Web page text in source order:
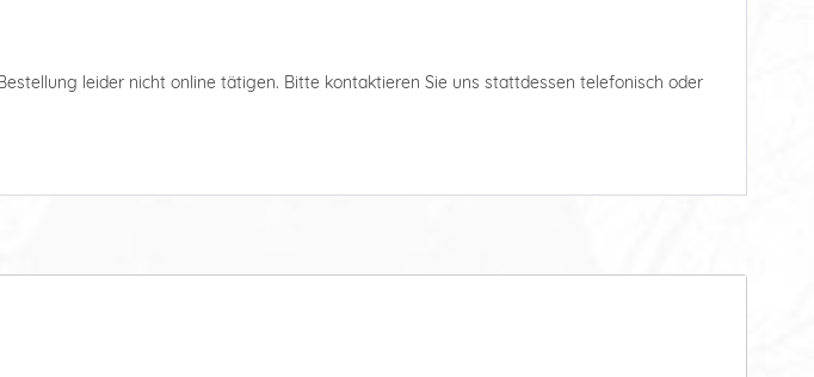
leider nicht online tätigen. Bitte kontaktieren Sie uns stattdessen telefonisch oder